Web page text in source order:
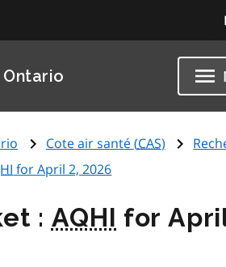
Cote air santé (CAS)
for April 2, 2026
: AQHI for